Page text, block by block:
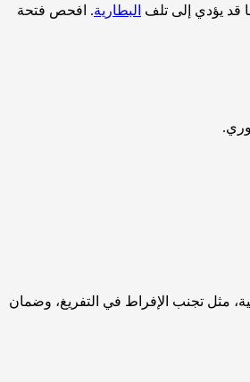
قد يؤدي إلى تلف البطارية. افحص فتحة
مثل تجنب الإفراط في التفريغ، وضمان